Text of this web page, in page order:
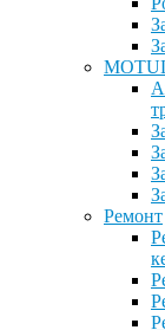
Ремонт